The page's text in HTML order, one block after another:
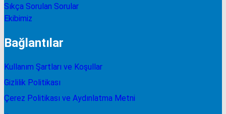
Sıkça Sorulan Sorular
Ekibimiz
Bağlantılar
Kullanım Şartları ve Koşullar
Gizlilik Politikası
Çerez Politikası ve Aydınlatma Metni